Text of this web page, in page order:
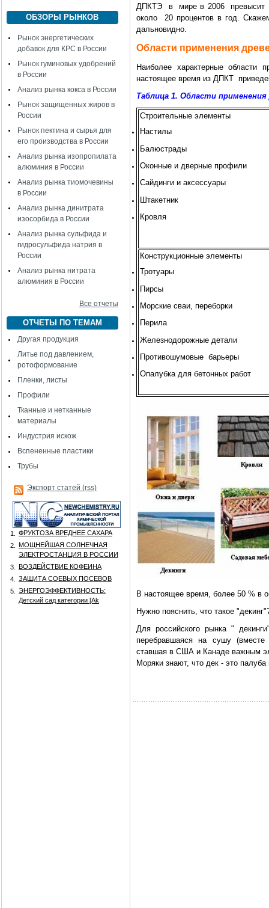
ОБЗОРЫ РЫНКОВ
Рынок энергетических
добавок для КРС в России
Рынок гуминовых удобрений
в России
Анализ рынка кокса в России
Рынок защищенных жиров в
России
Рынок пектина и сырья для
его производства в России
Анализ рынка изопропилата
алюминия в России
Анализ рынка тиомочевины
в России
Анализ рынка динитрата
изосорбида в России
Анализ рынка сульфида и
гидросульфида натрия в
России
Анализ рынка нитрата
алюминия в России
Все отчеты
ОТЧЕТЫ ПО ТЕМАМ
Другая продукция
Литье под давлением,
ротоформование
Пленки, листы
Профили
Тканные и нетканные
материалы
Индустрия искож
Вспененные пластики
Трубы
Экспорт статей (rss)
1.
ФРУКТОЗА ВРЕДНЕЕ САХАРА
2.
МОЩНЕЙШАЯ СОЛНЕЧНАЯ
ЭЛЕКТРОСТАНЦИЯ В РОССИИ
3.
ВОЗДЕЙСТВИЕ КОФЕИНА
4.
ЗАЩИТА СОЕВЫХ ПОСЕВОВ
5.
ЭНЕРГОЭФФЕКТИВНОСТЬ:
Детский сад категории [Аk
ДПКТЭ в мире в 2006 превысит
около 20 процентов в год.
дальновидно.
Области применения
Наиболее характерные области
настоящее время из ДПКТ
Таблица 1. Области
Строительные элементы
Настилы
Балюстрады
Оконные и дверные профили
Сайдинги и аксессуары
Штакетник
Кровля
Конструкционные элементы
Тротуары
Пирсы
Морские сваи, переборки
Перила
Железнодорожные детали
Противошумовые барьеры
Опалубка для бетонных работ
В настоящее время, более 50 % в
Нужно пояснить, что такое
Для российского рынка "
перебравшаяся на сушу
ставшая в США и Канаде важным
Моряки знают, что дек - это